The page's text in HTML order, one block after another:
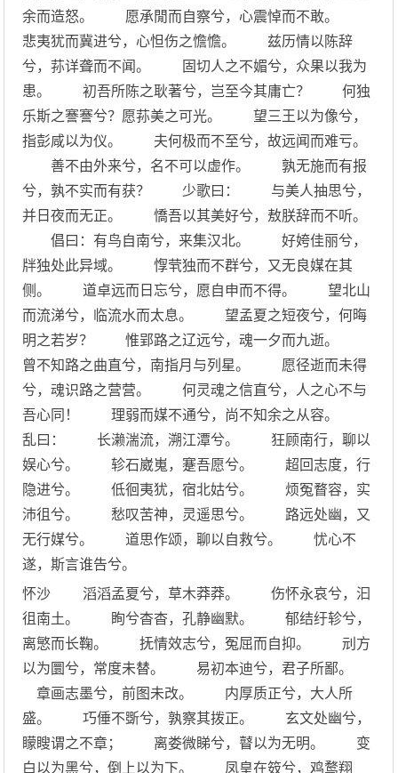
余而造怒。 愿承閒而自察兮，心震悼而不敢。
悲夷犹而冀进兮，心怛伤之憺憺。 兹历情以陈辞
兮，荪详聋而不闻。 固切人之不媚兮，众果以我为
患。 初吾所陈之耿著兮，岂至今其庸亡？ 何独
乐斯之謇謇兮？愿荪美之可光。 望三王以为像兮，
指彭咸以为仪。 夫何极而不至兮，故远闻而难亏。
善不由外来兮，名不可以虚作。 孰无施而有报
兮，孰不实而有获？ 少歌曰： 与美人抽思兮，
并日夜而无正。 憍吾以其美好兮，敖朕辞而不听。
倡曰：有鸟自南兮，来集汉北。 好姱佳丽兮，
牉独处此异域。 惸茕独而不群兮，又无良媒在其
侧。 道卓远而日忘兮，愿自申而不得。 望北山
而流涕兮，临流水而太息。 望孟夏之短夜兮，何晦
明之若岁？ 惟郢路之辽远兮，魂一夕而九逝。
曾不知路之曲直兮，南指月与列星。 愿径逝而未得
兮，魂识路之营营。 何灵魂之信直兮，人之心不与
吾心同！ 理弱而媒不通兮，尚不知余之从容。
乱曰： 长濑湍流，溯江潭兮。 狂顾南行，聊以
娱心兮。 轸石崴嵬，蹇吾愿兮。 超回志度，行
隐进兮。 低徊夷犹，宿北姑兮。 烦冤瞀容，实
沛徂兮。 愁叹苦神，灵遥思兮。 路远处幽，又
无行媒兮。 道思作颂，聊以自救兮。 忧心不
遂，斯言谁告兮。
怀沙 滔滔孟夏兮，草木莽莽。 伤怀永哀兮，汩
徂南土。 眴兮杳杳，孔静幽默。 郁结纡轸兮，
离慜而长鞠。 抚情效志兮，冤屈而自抑。 刓方
以为圜兮，常度未替。 易初本迪兮，君子所鄙。
章画志墨兮，前图未改。 内厚质正兮，大人所
盛。 巧倕不斲兮，孰察其拨正。 玄文处幽兮，
矇瞍谓之不章； 离娄微睇兮，瞽以为无明。 变
白以为黑兮，倒上以为下。 凤皇在笯兮，鸡鹜翔